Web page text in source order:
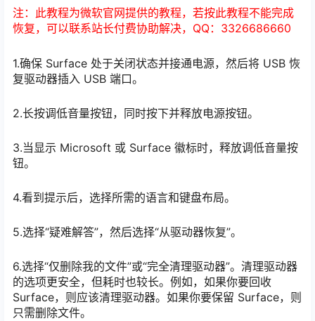
注：此教程为微软官网提供的教程，若按此教程不能完成
恢复，可以联系站长付费协助解决，QQ：3326686660
1.确保 Surface 处于关闭状态并接通电源，然后将 USB 恢
复驱动器插入 USB 端口。
2.长按调低音量按钮，同时按下并释放电源按钮。
3.当显示 Microsoft 或 Surface 徽标时，释放调低音量按
钮。
4.看到提示后，选择所需的语言和键盘布局。
5.选择“疑难解答”，然后选择“从驱动器恢复”。
6.选择“仅删除我的文件”或“完全清理驱动器”。清理驱动器
的选项更安全，但耗时也较长。例如，如果你要回收
Surface，则应该清理驱动器。如果你要保留 Surface，则
只需删除文件。